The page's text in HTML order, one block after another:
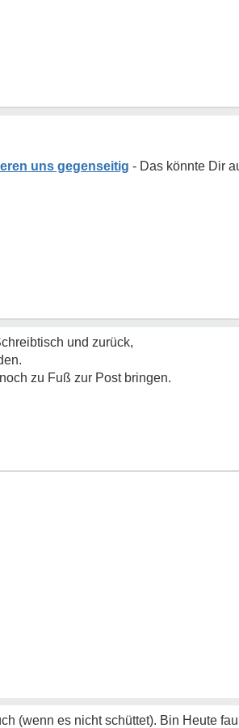
uns gegenseitig
und zurück,
zu Fuß zur Post bringen.
(wenn es nicht schüttet). Bin Heute faul